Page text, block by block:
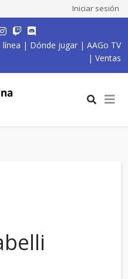
Iniciar sesión
línea | Dónde jugar | AAGo TV
| Ventas